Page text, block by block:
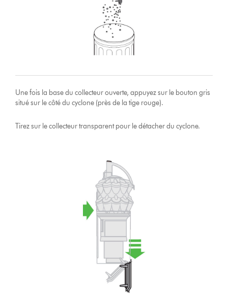
Une fois la base du collecteur ouverte, appuyez sur le bouton gris
situé sur le côté du cyclone (près de la tige rouge).
Tirez sur le collecteur transparent pour le détacher du cyclone.